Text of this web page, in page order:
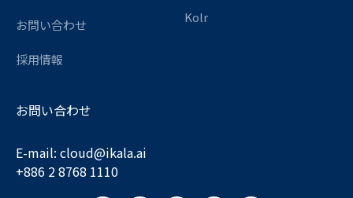
お問い合わせ
採用情報
Kolr
お問い合わせ
E-mail: cloud@ikala.ai
+886 2 8768 1110